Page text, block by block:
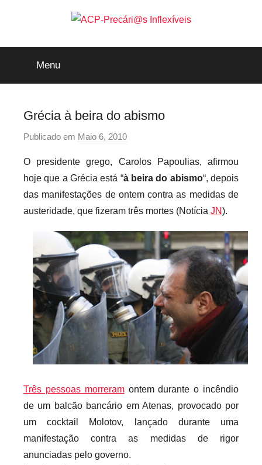
ACP-
Precári@s
Inflexíveis
Menu
Grécia à beira do abismo
Publicado em Maio 6, 2010
r
p
r
e
a
i
o
s
i
n
f
l
x
i
e
i
O presidente grego, Carolos Papoulias, afirmou
hoje que a Grécia está “à beira do abismo“, depois
das manifestações de ontem contra as medidas de
austeridade, que fizeram três mortes (Notícia JN).
Três pessoas morreramontem durante o incêndio
de um balcão bancário em Atenas, provocado por
um cocktail Molotov, lançado durante uma
manifestação contra as medidas de rigor
anunciadas pelo governo.